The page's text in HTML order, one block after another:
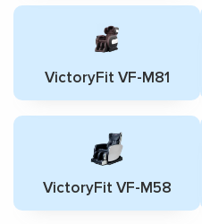
VictoryFit VF-M81
VictoryFit VF-M58